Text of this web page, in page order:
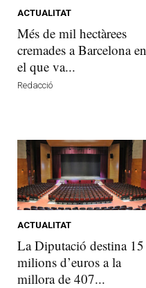
ACTUALITAT
Més de mil hectàrees
cremades a Barcelona en
el que va...
Redacció
ACTUALITAT
La Diputació destina 15
milions d’euros a la
millora de 407...